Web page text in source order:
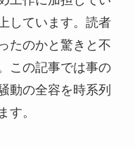
しています。読者
たのかと驚きと不
この記事では事の
動の全容を時系列
す。